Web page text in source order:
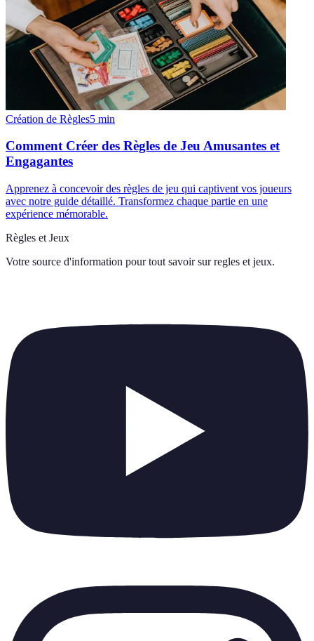
Création de Règles5 min
Comment Créer des Règles de Jeu Amusantes et
Engagantes
Apprenez à concevoir des règles de jeu qui captivent vos joueurs
avec notre guide détaillé. Transformez chaque partie en une
expérience mémorable.
Règles et Jeux
Votre source d'information pour tout savoir sur regles et jeux.